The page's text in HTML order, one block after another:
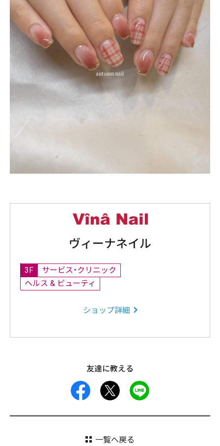
ヴィーナネイル
3F
サービス・クリニック
ヘルス & ビューティ
ショップ詳細
友達に教える
facebook
一覧へ戻る